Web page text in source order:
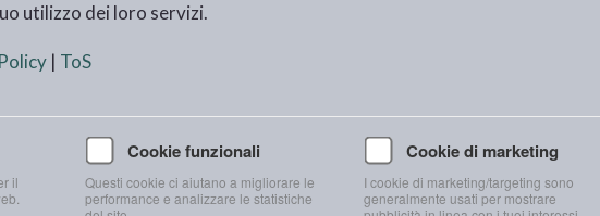
utilizzo dei loro servizi.
| ToS
il
Cookie funzionali
Questi cookie ci aiutano a migliorare le
performance e analizzare le statistiche
Cookie di marketing
I cookie di marketing/targeting sono
generalmente usati per mostrare